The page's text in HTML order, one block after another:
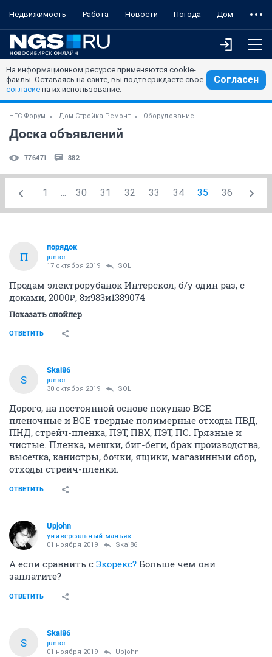
Недвижимость Работа Новости Погода Дом
На информационном ресурсе применяются cookie-
файлы. Оставаясь на сайте, вы подтверждаете свое
согласие на их использование.
Согласен